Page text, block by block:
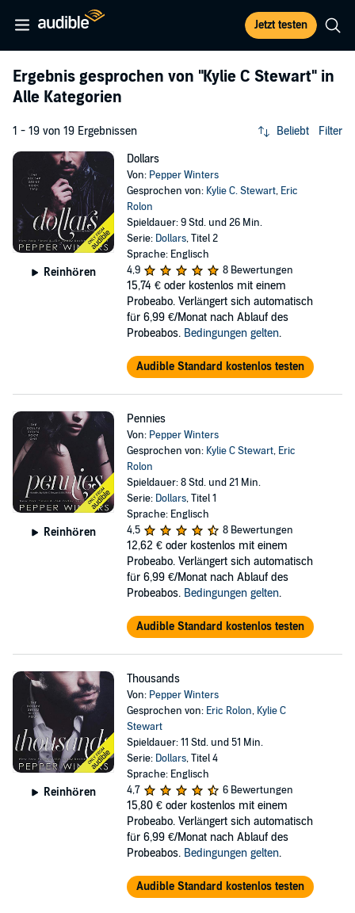
Jetzt testen
Ergebnis gesprochen von "Kylie C Stewart" in
Alle Kategorien
1 - 19 von 19 Ergebnissen Beliebt Filter
Reinhören
Dollars
Von: Pepper Winters
Gesprochen von: Kylie C. Stewart, Eric
Rolon
Spieldauer: 9 Std. und 26 Min.
Serie: Dollars, Titel 2
Sprache: Englisch
4,9
8 Bewertungen
15,74 € oder kostenlos mit einem
Probeabo. Verlängert sich automatisch
für 6,99 €/Monat nach Ablauf des
Probeabos. Bedingungen gelten.
Audible Standard kostenlos testen
Reinhören
Pennies
Von: Pepper Winters
Gesprochen von: Kylie C Stewart, Eric
Rolon
Spieldauer: 8 Std. und 21 Min.
Serie: Dollars, Titel 1
Sprache: Englisch
4,5
8 Bewertungen
12,62 € oder kostenlos mit einem
Probeabo. Verlängert sich automatisch
für 6,99 €/Monat nach Ablauf des
Probeabos. Bedingungen gelten.
Audible Standard kostenlos testen
Reinhören
Thousands
Von: Pepper Winters
Gesprochen von: Eric Rolon, Kylie C
Stewart
Spieldauer: 11 Std. und 51 Min.
Serie: Dollars, Titel 4
Sprache: Englisch
4,7
6 Bewertungen
15,80 € oder kostenlos mit einem
Probeabo. Verlängert sich automatisch
für 6,99 €/Monat nach Ablauf des
Probeabos. Bedingungen gelten.
Audible Standard kostenlos testen